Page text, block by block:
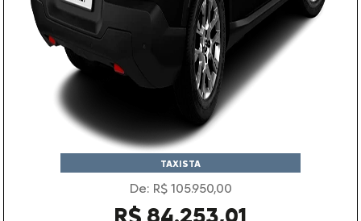
TAXISTA
De: R$ 105.950,00
R$ 84.253,01